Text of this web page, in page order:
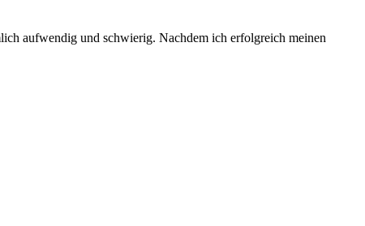
aufwendig und schwierig. Nachdem ich erfolgreich meinen